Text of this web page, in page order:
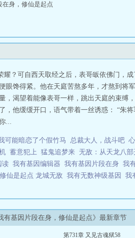
身，修仙是起点
？可自西天取经之后，表哥皈依佛门，
馋得紧。他在天庭苦熬多年，才熬到将
，渴望着能像表哥一样，跳出天庭的束缚
他缓缓开口，语气带着一丝诱惑： “朱
...
可能暗恋了个假竹马 总裁大人，战斗吧
蓄意犯上 猛鬼追梦来 无敌：从天龙八部
读 我有基因编辑器 我有基因片段在身 我
修仙是起点 龙城无敌 我有无数神级基因 我
有基因片段在身，修仙是起点》最新章节
第731章 又见古魂狱58